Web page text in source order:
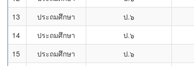
13
ประถมศึกษา ป.๖
14
ประถมศึกษา ป.๖
15
ประถมศึกษา ป.๖